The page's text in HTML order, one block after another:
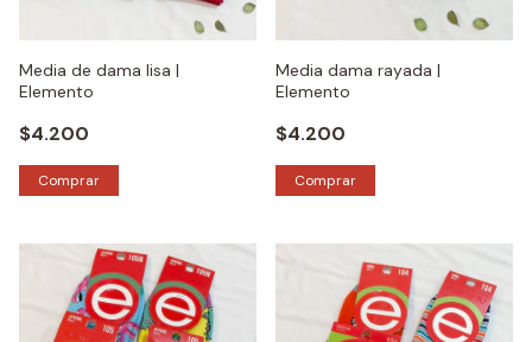
Media de dama lisa |
Elemento
$4.200
Comprar
Media dama rayada |
Elemento
$4.200
Comprar